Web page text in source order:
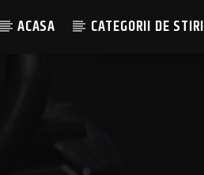
ACASA CATEGORII DE STIRI